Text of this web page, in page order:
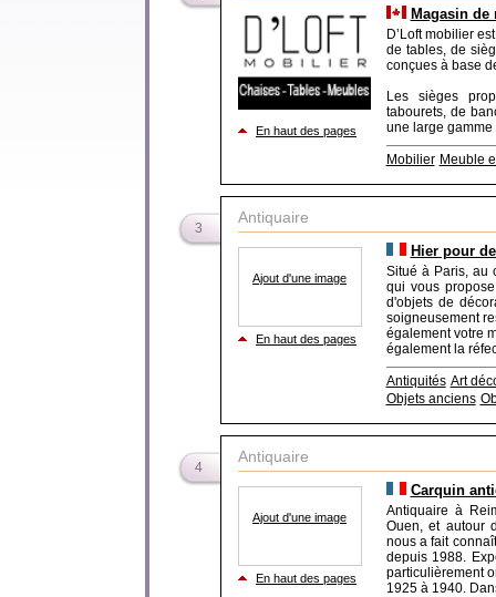
En haut des pages
Magasin
D’Loft mobilier
de tables, de
conçues à base
Les sièges
tabourets, de
une large gamme
Mobilier Meuble
3
Antiquaire
Ajout d'une image
En haut des pages
Hier pour
Situé à Paris, au
qui vous
d'objets de
soigneusement
également votre
également la
Antiquités Art
Objets anciens
4
Antiquaire
Ajout d'une image
En haut des pages
Carquin
Antiquaire à
Ouen, et autour
nous a fait
depuis 1988.
particulièrement
1925 à 1940.